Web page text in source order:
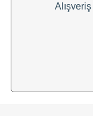
Alışveriş